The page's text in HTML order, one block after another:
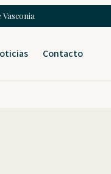
Contacto